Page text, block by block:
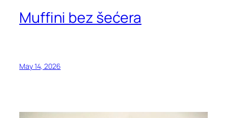
Muffini bez šećera
May 14, 2026